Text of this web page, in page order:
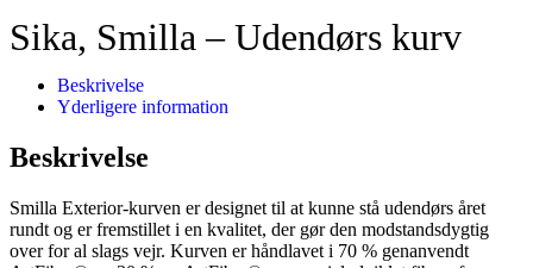
Sika, Smilla – Udendørs kurv
Beskrivelse
Yderligere information
Beskrivelse
Smilla Exterior-kurven er designet til at kunne stå udendørs året
rundt og er fremstillet i en kvalitet, der gør den modstandsdygtig
over for al slags vejr. Kurven er håndlavet i 70 % genanvendt